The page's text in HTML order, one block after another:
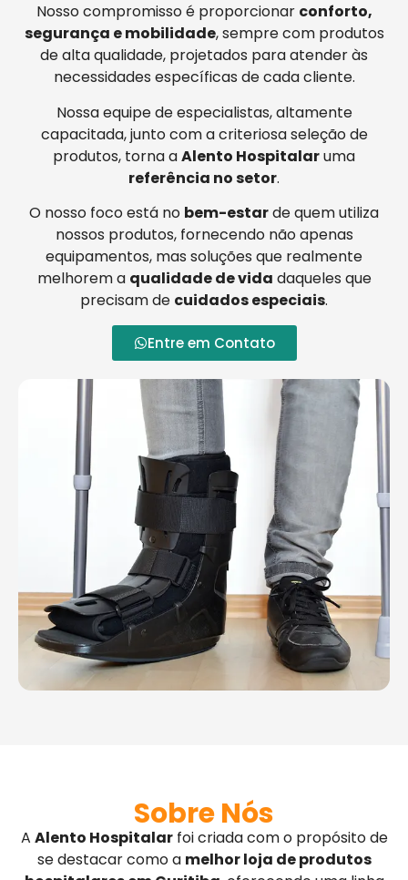
Nosso compromisso é proporcionar conforto,
segurança e mobilidade, sempre com produtos
de alta qualidade, projetados para atender às
necessidades específicas de cada cliente.
Nossa equipe de especialistas, altamente
capacitada, junto com a criteriosa seleção de
produtos, torna aAlento Hospitalaruma
referência no setor.
O nosso foco está no bem-estarde quem utiliza
nossos produtos, fornecendo não apenas
equipamentos, mas soluções que realmente
melhorem a qualidade de vida daqueles que
precisam de cuidados especiais.
Entre em Contato
Sobre Nós
A Alento Hospitalarfoi criada com o propósito de
se destacar como a melhor loja de produtos